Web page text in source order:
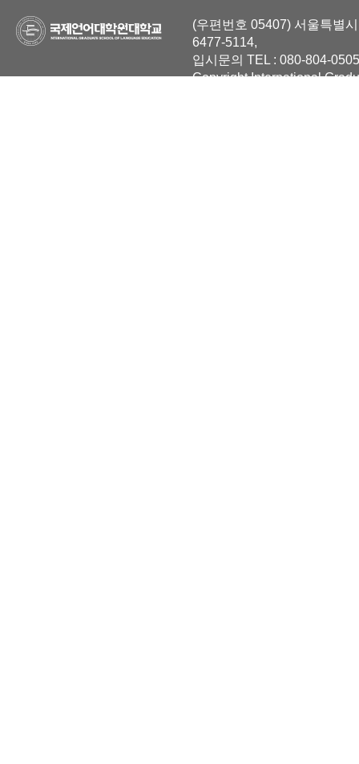
(우편번호 05407) 서울특별
6477-5114,
입시문의 TEL : 080-804-
Copyright International